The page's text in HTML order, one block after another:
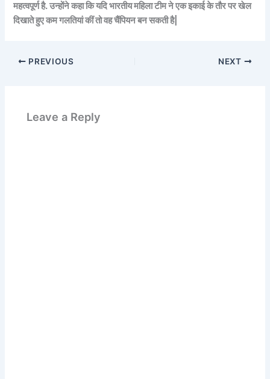
महत्‍वपूर्ण है. उन्‍होंने कहा कि यदि भारतीय महिला टीम ने एक इकाई के तौर पर खेल
दिखाते हुए कम गलतियां कीं तो वह चैंपियन बन सकती है|
PREVIOUS NEXT
Leave a Reply